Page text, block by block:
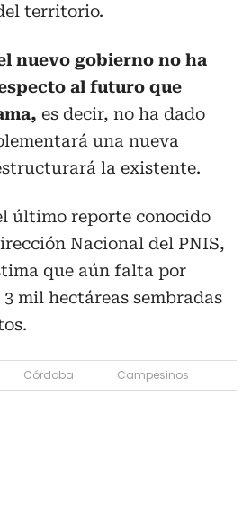
territorio.
nuevo gobierno no ha
al futuro que
es decir, no ha dado
una nueva
la existente.
último reporte conocido
Nacional del PNIS,
que aún falta por
mil hectáreas sembradas
Córdoba Campesinos